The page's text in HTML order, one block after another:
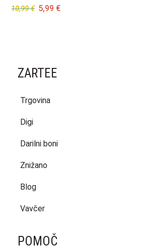
10,99€ Original
5,99 €Current
ZARTEE
Trgovina
Digi
Darilni boni
Znižano
Blog
Vavčer
POMOČ